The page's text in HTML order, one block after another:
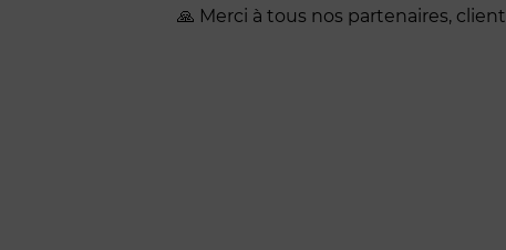
🙏 Merci à tous nos partenaires,